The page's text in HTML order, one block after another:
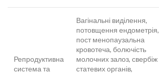
Репродуктивна
система та
Вагінальні виділення,
потовщення ендометрія,
пост менопаузальна
кровотеча, болючість
молочних залоз, свербіж
статевих органів,